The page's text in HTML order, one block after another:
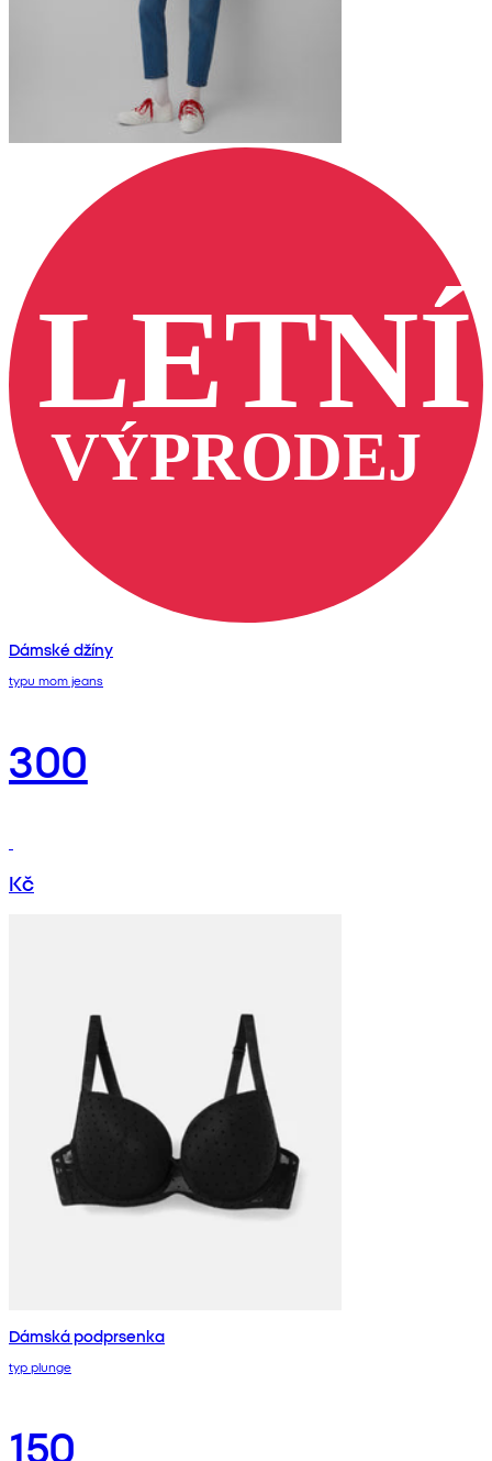
Dámské džíny
typu mom jeans
300
Kč
Dámská podprsenka
typ plunge
150